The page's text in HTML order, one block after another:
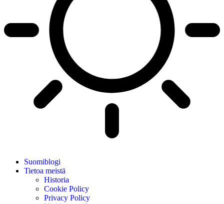
Suomiblogi
Tietoa meistä
Historia
Cookie Policy
Privacy Policy